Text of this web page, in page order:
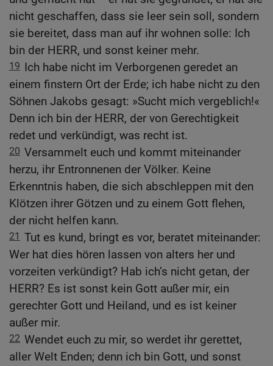
nicht geschaffen, dass sie leer sein soll, sondern
sie bereitet, dass man auf ihr wohnen solle: Ich
bin der HERR, und sonst keiner mehr.
19 Ich habe nicht im Verborgenen geredet an
einem finstern Ort der Erde; ich habe nicht zu den
Söhnen Jakobs gesagt: »Sucht mich vergeblich!«
Denn ich bin der HERR, der von Gerechtigkeit
redet und verkündigt, was recht ist.
20 Versammelt euch und kommt miteinander
herzu, ihr Entronnenen der Völker. Keine
Erkenntnis haben, die sich abschleppen mit den
Klötzen ihrer Götzen und zu einem Gott flehen,
der nicht helfen kann.
21 Tut es kund, bringt es vor, beratet miteinander:
Wer hat dies hören lassen von alters her und
vorzeiten verkündigt? Hab ich’s nicht getan, der
HERR? Es ist sonst kein Gott außer mir, ein
gerechter Gott und Heiland, und es ist keiner
außer mir.
22 Wendet euch zu mir, so werdet ihr gerettet,
aller Welt Enden; denn ich bin Gott, und sonst